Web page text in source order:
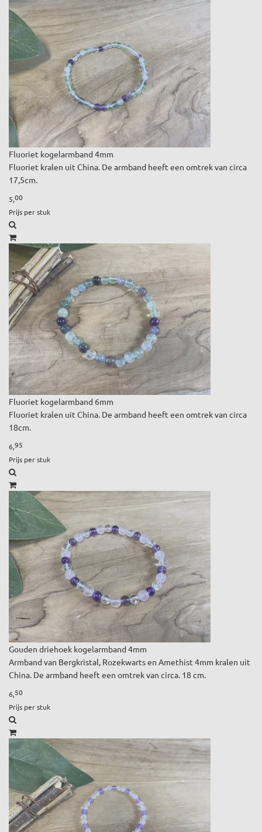
Fluoriet kogelarmband 4mm
Fluoriet kralen uit China. De armband heeft een omtrek van circa
17,5cm.
5,00
Prijs per stuk
Fluoriet kogelarmband 6mm
Fluoriet kralen uit China. De armband heeft een omtrek van circa
18cm.
6,95
Prijs per stuk
Gouden driehoek kogelarmband 4mm
Armband van Bergkristal, Rozekwarts en Amethist 4mm kralen uit
China. De armband heeft een omtrek van circa. 18 cm.
6,50
Prijs per stuk